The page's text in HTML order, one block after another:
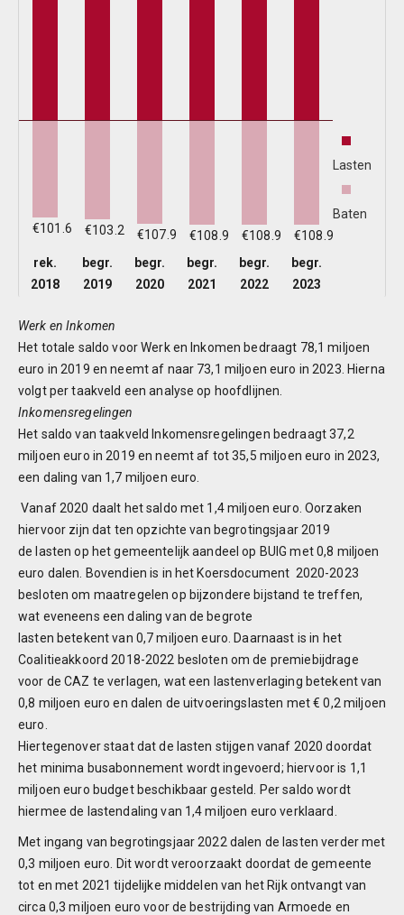
€101.6
rek.
2018
€103.2
begr.
2019
€107.9
begr.
2020
€108.9
begr.
2021
€108.9
begr.
2022
€108.9
begr.
2023
Lasten
Baten
Werk en Inkomen
Het totale saldo voor Werk en Inkomen bedraagt 78,1 miljoen
euro in 2019 en neemt af naar 73,1 miljoen euro in 2023. Hierna
volgt per taakveld een analyse op hoofdlijnen.
Inkomensregelingen
Het saldo van taakveld Inkomensregelingen bedraagt 37,2
miljoen euro in 2019 en neemt af tot 35,5 miljoen euro in 2023,
een daling van 1,7 miljoen euro.
Vanaf 2020 daalt het saldo met 1,4 miljoen euro. Oorzaken
hiervoor zijn dat ten opzichte van begrotingsjaar 2019
de lasten op het gemeentelijk aandeel op BUIG met 0,8 miljoen
euro dalen. Bovendien is in het Koersdocument 2020-2023
besloten om maatregelen op bijzondere bijstand te treffen,
wat eveneens een daling van de begrote
lasten betekent van 0,7 miljoen euro. Daarnaast is in het
Coalitieakkoord 2018-2022 besloten om de premiebijdrage
voor de CAZ te verlagen, wat een lastenverlaging betekent van
0,8 miljoen euro en dalen de uitvoeringslasten met € 0,2 miljoen
euro.
Hiertegenover staat dat de lasten stijgen vanaf 2020 doordat
het minima busabonnement wordt ingevoerd; hiervoor is 1,1
miljoen euro budget beschikbaar gesteld. Per saldo wordt
hiermee de lastendaling van 1,4 miljoen euro verklaard.
Met ingang van begrotingsjaar 2022 dalen de lasten verder met
0,3 miljoen euro. Dit wordt veroorzaakt doordat de gemeente
tot en met 2021 tijdelijke middelen van het Rijk ontvangt van
circa 0,3 miljoen euro voor de bestrijding van Armoede en